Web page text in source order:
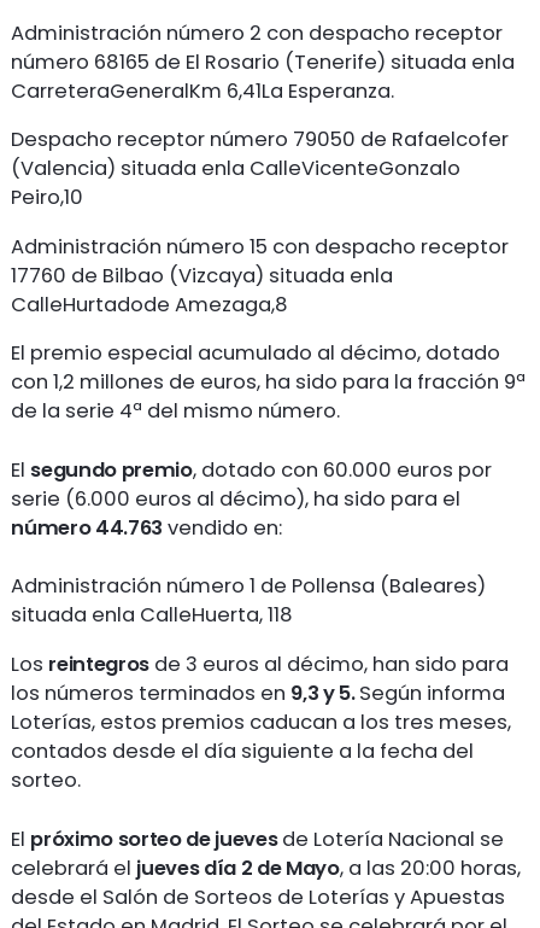
Administración número 2 con despacho receptor
número 68165 de El Rosario (Tenerife) situada enla
CarreteraGeneralKm 6,41La Esperanza.
Despacho receptor número 79050 de Rafaelcofer
(Valencia) situada enla CalleVicenteGonzalo
Peiro,10
Administración número 15 con despacho receptor
17760 de Bilbao (Vizcaya) situada enla
CalleHurtadode Amezaga,8
El premio especial acumulado al décimo, dotado
con 1,2 millones de euros, ha sido para la fracción 9ª
de la serie 4ª del mismo número.
El segundo premio, dotado con 60.000 euros por
serie (6.000 euros al décimo), ha sido para el
número 44.763 vendido en:
Administración número 1 de Pollensa (Baleares)
situada enla CalleHuerta, 118
Los reintegros de 3 euros al décimo, han sido para
los números terminados en 9,3 y 5.Según informa
Loterías, estos premios caducan a los tres meses,
contados desde el día siguiente a la fecha del
sorteo.
El próximo sorteo de juevesde Lotería Nacional se
celebrará el juevesdía 2 de Mayo, a las 20:00 horas,
desde el Salón de Sorteos de Loterías y Apuestas